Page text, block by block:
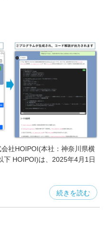
社HOIPOI(本社：神奈川県横
下 HOIPOI)は、2025年4月1日
続きを読む